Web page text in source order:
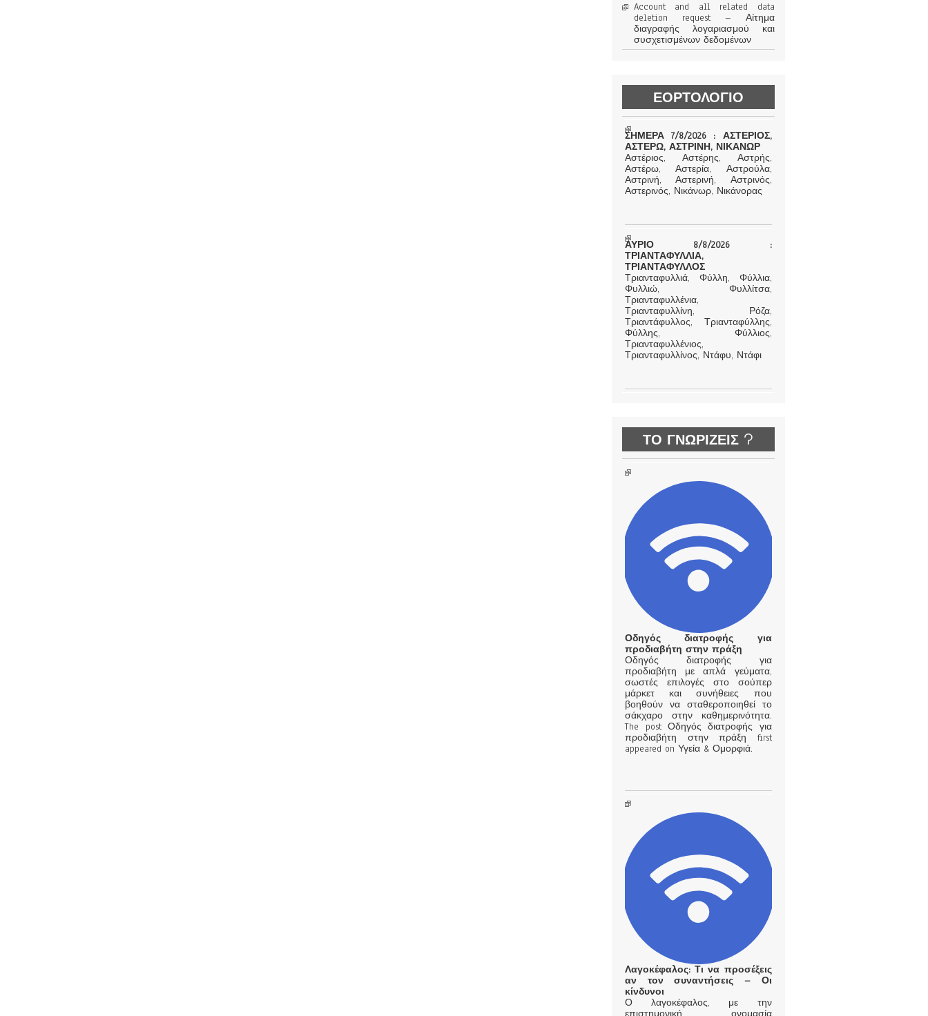
Account and all related data
deletion request – Αίτημα
διαγραφής λογαριασμού και
συσχετισμένων δεδομένων
ΕΟΡΤΟΛΟΓΙΟ
ΣΗΜΕΡΑ 7/8/2026 : ΑΣΤΕΡΙΟΣ,
ΑΣΤΕΡΩ, ΑΣΤΡΙΝΗ, ΝΙΚΑΝΩΡ
Αστέριος, Αστέρης, Αστρής,
Αστέρω, Αστερία, Αστρούλα,
Αστρινή, Αστερινή, Αστρινός,
Αστερινός, Νικάνωρ, Νικάνορας
ΑΥΡΙΟ 8/8/2026 :
ΤΡΙΑΝΤΑΦΥΛΛΙΑ,
ΤΡΙΑΝΤΑΦΥΛΛΟΣ
Τριανταφυλλιά, Φύλλη, Φύλλια,
Φυλλιώ, Φυλλίτσα,
Τριανταφυλλένια,
Τριανταφυλλίνη, Ρόζα,
Τριαντάφυλλος, Τριανταφύλλης,
Φύλλης, Φύλλιος,
Τριανταφυλλένιος,
Τριανταφυλλίνος, Ντάφυ, Ντάφι
ΤΟ ΓΝΩΡΙΖΕΙΣ ?
Οδηγός διατροφής για
προδιαβήτη στην πράξη
Οδηγός διατροφής για
προδιαβήτη με απλά γεύματα,
σωστές επιλογές στο σούπερ
μάρκετ και συνήθειες που
βοηθούν να σταθεροποιηθεί το
σάκχαρο στην καθημερινότητα.
The post Οδηγός διατροφής για
προδιαβήτη στην πράξη first
appeared on Υγεία & Ομορφιά.
Λαγοκέφαλος: Τι να προσέξεις
αν τον συναντήσεις – Οι
κίνδυνοι
Ο λαγοκέφαλος, με την